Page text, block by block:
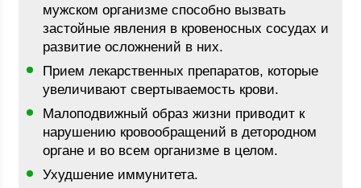
мужском организме способно вызвать
застойные явления в кровеносных сосудах и
развитие осложнений в них.
Прием лекарственных препаратов, которые
увеличивают свертываемость крови.
Малоподвижный образ жизни приводит к
нарушению кровообращений в детородном
органе и во всем организме в целом.
Ухудшение иммунитета.